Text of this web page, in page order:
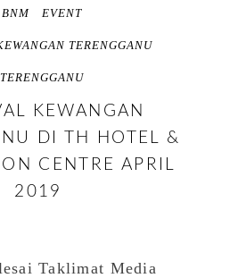
BNM EVENT
TERENGGANU
TERENGGANU
KEWANGAN
DI TH HOTEL &
CENTRE APRIL
2019
Taklimat Media